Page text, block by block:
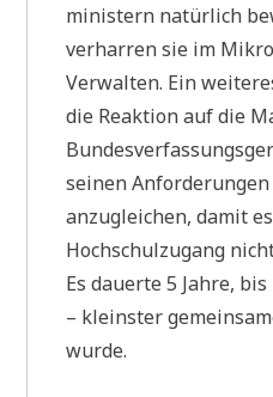
ministern natürlich
verharren sie im
Verwalten. Ein
die Reaktion auf die
seinen
anzugleichen, damit
Hochschulzugang
Es dauerte 5 Jahre,
– kleinster
wurde.